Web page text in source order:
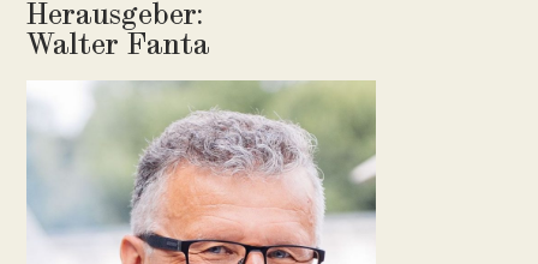
Herausgeber:
Walter Fanta